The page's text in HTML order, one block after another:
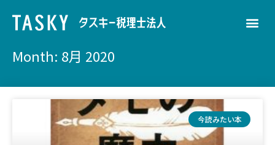
Month: 8月 2020
今読みたい本